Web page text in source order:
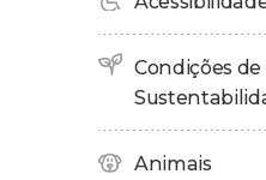
,
Finalizaremos o
Condições de
Animais